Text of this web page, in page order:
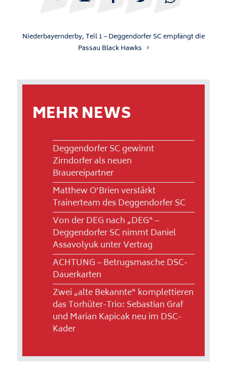
Niederbayernderby, Teil 1 – Deggendorfer SC empfängt die
Passau Black Hawks
MEHR NEWS
Deggendorfer SC gewinnt
Zirndorfer als neuen
Brauereipartner
Matthew O’Brien verstärkt
Trainerteam des Deggendorfer SC
Von der DEG nach „DEG“ –
Deggendorfer SC nimmt Daniel
Assavolyuk unter Vertrag
ACHTUNG – Betrugsmasche DSC-
Dauerkarten
Zwei „alte Bekannte“ komplettieren
das Torhüter-Trio: Sebastian Graf
und Marian Kapicak neu im DSC-
Kader